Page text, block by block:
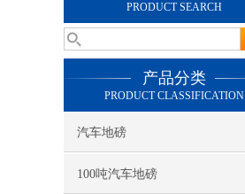
PRODUCT SEARCH
产品分类
PRODUCT CLASSIFICATION
汽车地磅
100吨汽车地磅